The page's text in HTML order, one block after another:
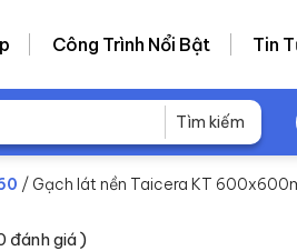
Công Trình Nổi Bật Tin
/ Gạch lát nền Taicera KT
đánh giá )